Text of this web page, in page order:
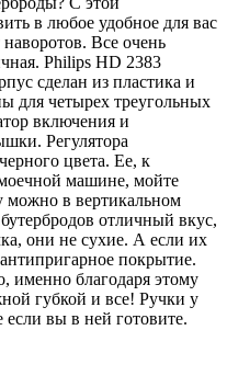
в любое удобное для вас
Все очень
Philips HD 2383
сделан из пластика и
для четырех треугольных
включения и
Регулятора
цвета. Ее, к
машине, мойте
можно в вертикальном
отличный вкус,
они не сухие. А если их
покрытие.
именно благодаря этому
губкой и все! Ручки у
вы в ней готовите.